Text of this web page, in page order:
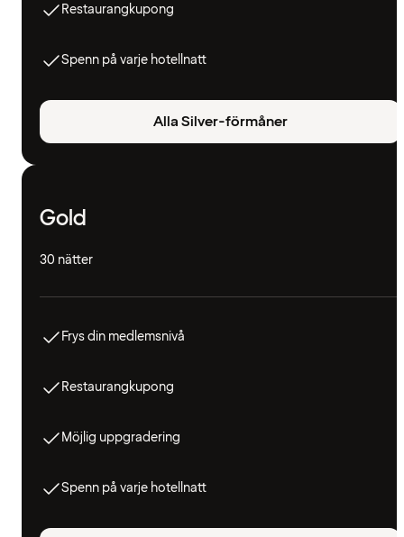
Restaurangkupong
Spenn på varje hotellnatt
Alla Silver-förmåner
Gold
30 nätter
Frys din medlemsnivå
Restaurangkupong
Möjlig uppgradering
Spenn på varje hotellnatt